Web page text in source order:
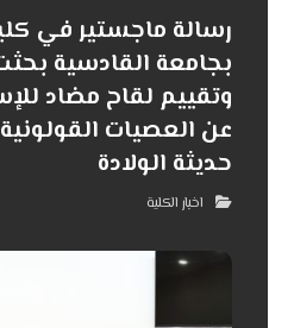
رسالة ماجستير في
بجامعة القادسية
وتقييم لقاح مضاد
عن العصيات
حديثة الولادة
اخبار الكلية